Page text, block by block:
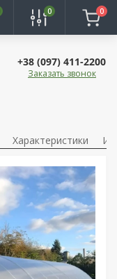
0 0
+38 (097) 411-2200
Заказать звонок
Характеристики